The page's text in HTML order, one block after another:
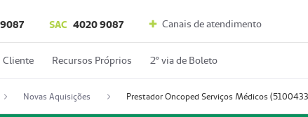
SAC 4020 9087 Canais de atendimento
Cliente Recursos Próprios 2º via de Boleto
Novas Aquisições